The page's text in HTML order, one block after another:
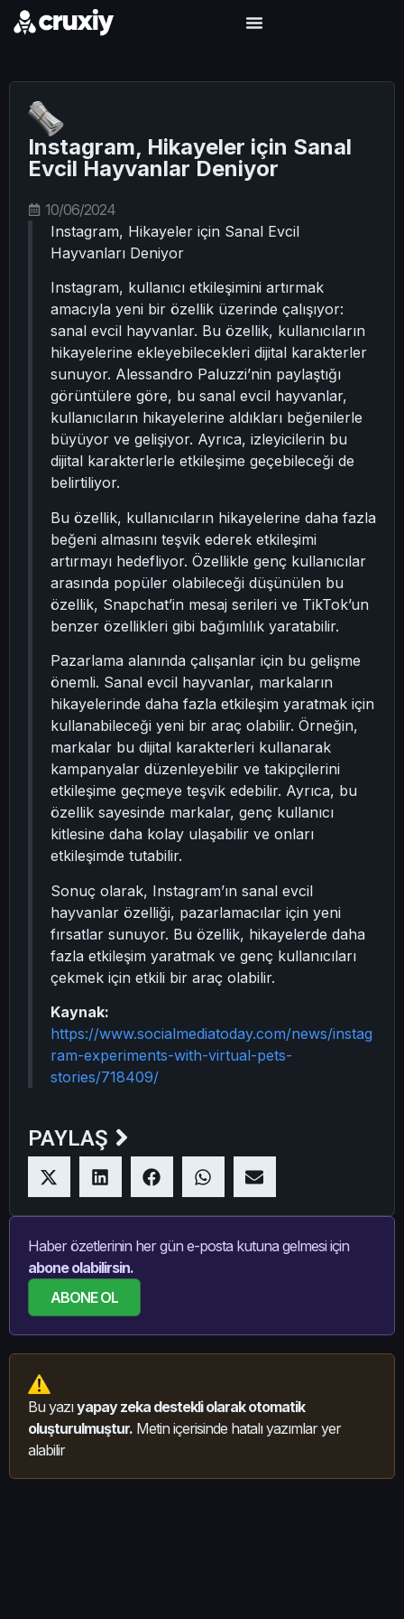
Instagram, Hikayeler için Sanal
Evcil Hayvanlar Deniyor
10/06/2024
Instagram, Hikayeler için Sanal Evcil
Hayvanları Deniyor
Instagram, kullanıcı etkileşimini artırmak
amacıyla yeni bir özellik üzerinde çalışıyor:
sanal evcil hayvanlar. Bu özellik, kullanıcıların
hikayelerine ekleyebilecekleri dijital karakterler
sunuyor. Alessandro Paluzzi’nin paylaştığı
görüntülere göre, bu sanal evcil hayvanlar,
kullanıcıların hikayelerine aldıkları beğenilerle
büyüyor ve gelişiyor. Ayrıca, izleyicilerin bu
dijital karakterlerle etkileşime geçebileceği de
belirtiliyor.
Bu özellik, kullanıcıların hikayelerine daha fazla
beğeni almasını teşvik ederek etkileşimi
artırmayı hedefliyor. Özellikle genç kullanıcılar
arasında popüler olabileceği düşünülen bu
özellik, Snapchat’in mesaj serileri ve TikTok’un
benzer özellikleri gibi bağımlılık yaratabilir.
Pazarlama alanında çalışanlar için bu gelişme
önemli. Sanal evcil hayvanlar, markaların
hikayelerinde daha fazla etkileşim yaratmak için
kullanabileceği yeni bir araç olabilir. Örneğin,
markalar bu dijital karakterleri kullanarak
kampanyalar düzenleyebilir ve takipçilerini
etkileşime geçmeye teşvik edebilir. Ayrıca, bu
özellik sayesinde markalar, genç kullanıcı
kitlesine daha kolay ulaşabilir ve onları
etkileşimde tutabilir.
Sonuç olarak, Instagram’ın sanal evcil
hayvanlar özelliği, pazarlamacılar için yeni
fırsatlar sunuyor. Bu özellik, hikayelerde daha
fazla etkileşim yaratmak ve genç kullanıcıları
çekmek için etkili bir araç olabilir.
Kaynak:
https://www.socialmediatoday.com/news/instag
ram-experiments-with-virtual-pets-
stories/718409/
PAYLAŞ
Haber özetlerinin her gün e-posta kutuna gelmesi için
abone olabilirsin.
ABONE OL
Bu yazıyapay zeka destekli olarak otomatik
oluşturulmuştur. Metin içerisinde hatalı yazımlar yer
alabilir